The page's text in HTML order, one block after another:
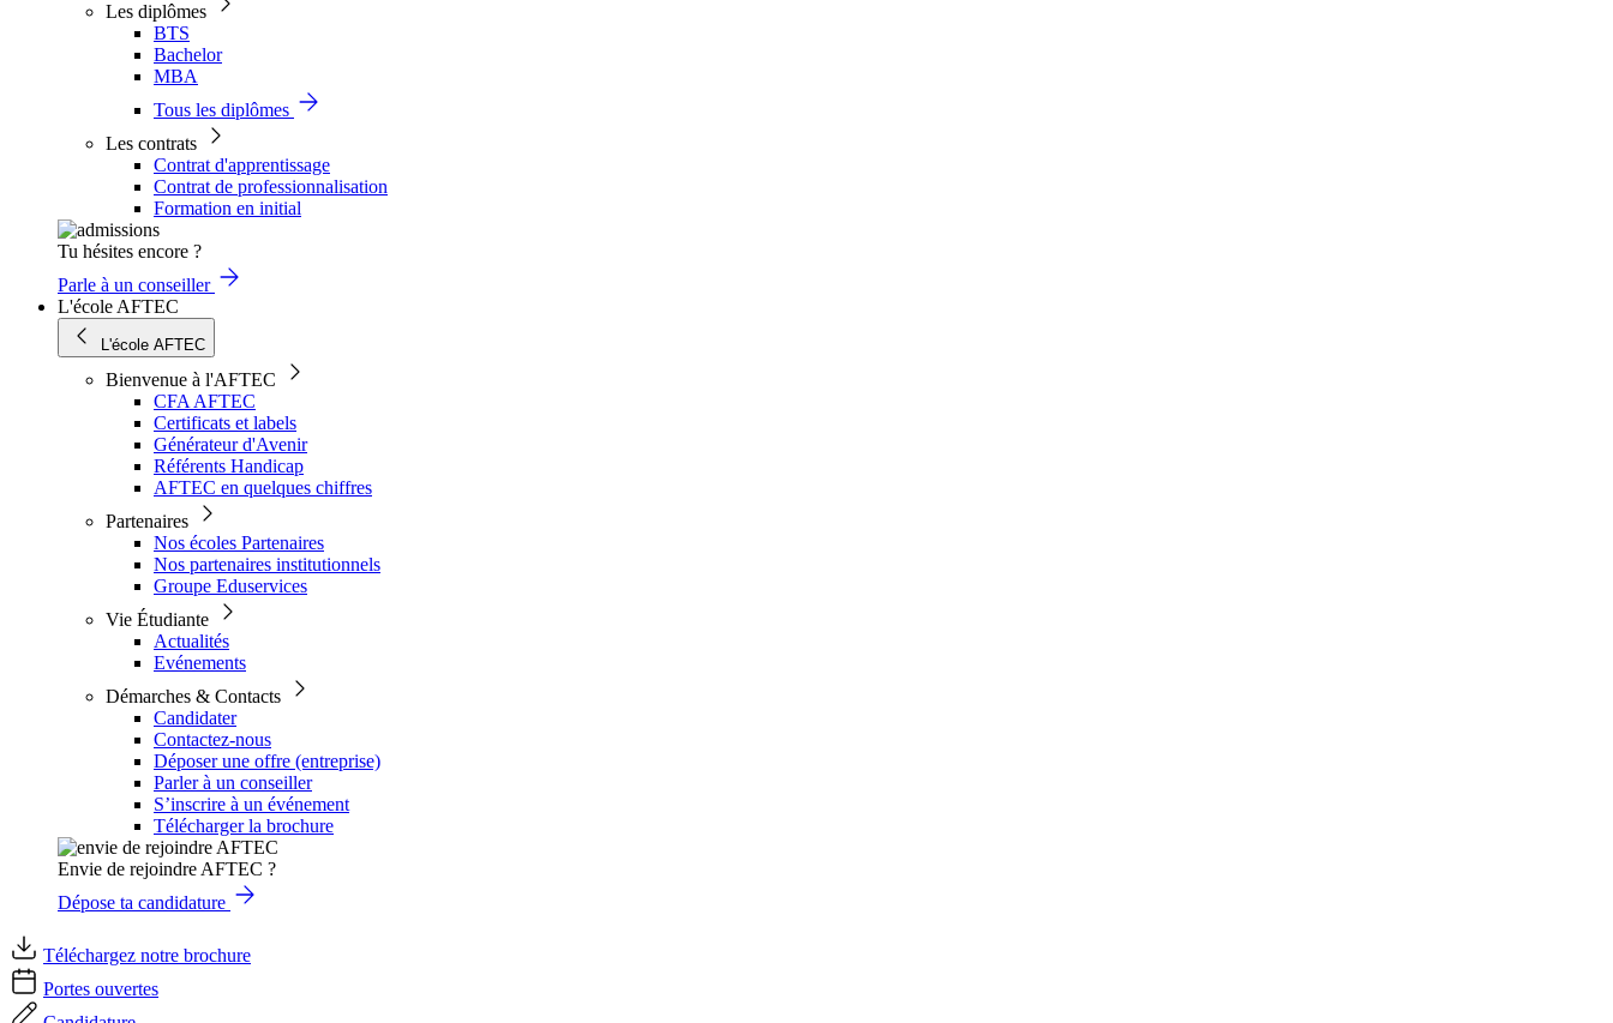
Les diplômes
BTS
Bachelor
MBA
Tous les diplômes
Les contrats
Contrat d'apprentissage
Contrat de professionnalisation
Formation en initial
Tu hésites encore ?
Parle à un conseiller
L'école AFTEC
L'école AFTEC
Bienvenue à l'AFTEC
CFA AFTEC
Certificats et labels
Générateur d'Avenir
Référents Handicap
AFTEC en quelques chiffres
Partenaires
Nos écoles Partenaires
Nos partenaires institutionnels
Groupe Eduservices
Vie Étudiante
Actualités
Evénements
Démarches & Contacts
Candidater
Contactez-nous
Déposer une offre (entreprise)
Parler à un conseiller
S’inscrire à un événement
Télécharger la brochure
Envie de rejoindre AFTEC ?
Dépose ta candidature
Téléchargez notre brochure
Portes ouvertes